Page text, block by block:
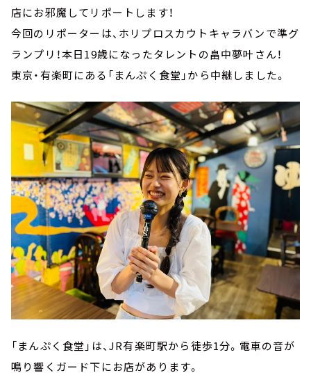
店にお邪魔してリポートします！
今回のリポーターは、ホリプロスカウトキャラバンで準グ
ランプリ！本日19歳になったタレントの畠中夢叶さん！
東京・有楽町にある「まんぷく食堂」から中継しました。
「まんぷく食堂」は、JR有楽町駅から徒歩1分。電車の音が
鳴り響くガード下にお店があります。